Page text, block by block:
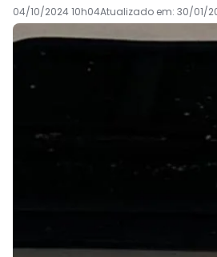
04/10/2024 10h04Atualizado em: 30/01/